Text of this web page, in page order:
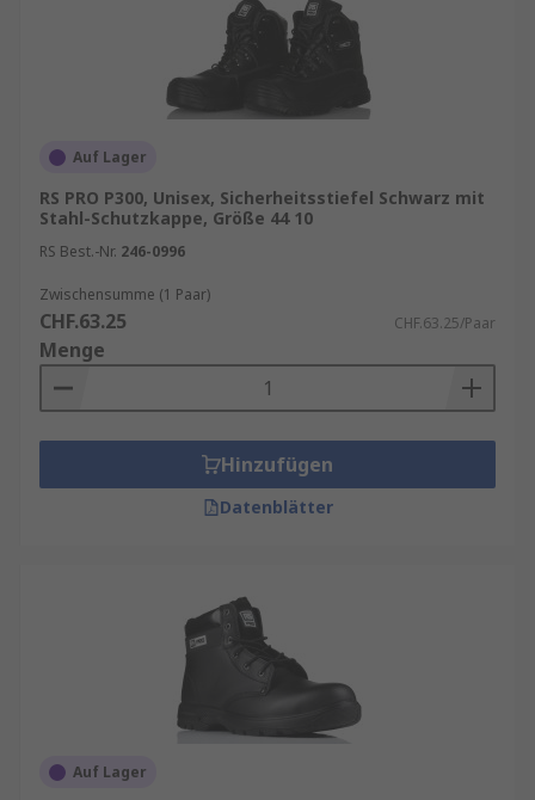
Auf Lager
RS PRO P300, Unisex, Sicherheitsstiefel Schwarz mit
Stahl-Schutzkappe, Größe 44 10
RS Best.-Nr. 246-0996
Zwischensumme (1 Paar)
CHF.63.25 CHF.63.25/Paar
Menge
Hinzufügen
Datenblätter
Auf Lager